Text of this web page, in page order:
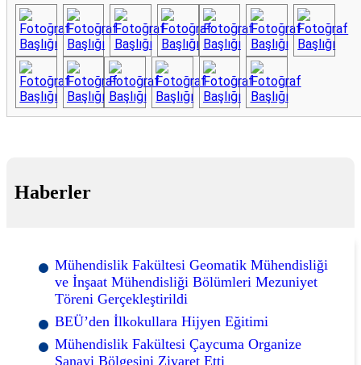
Haberler
Mühendislik Fakültesi Geomatik Mühendisliği
ve İnşaat Mühendisliği Bölümleri Mezuniyet
Töreni Gerçekleştirildi
BEÜ’den İlkokullara Hijyen Eğitimi
Mühendislik Fakültesi Çaycuma Organize
Sanayi Bölgesini Ziyaret Etti